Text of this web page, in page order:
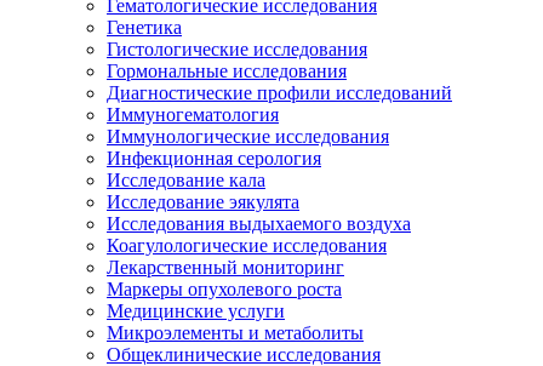
Гематологические исследования
Генетика
Гистологические исследования
Гормональные исследования
Диагностические профили исследований
Иммуногематология
Иммунологические исследования
Инфекционная серология
Исследование кала
Исследование эякулята
Исследования выдыхаемого воздуха
Коагулологические исследования
Лекарственный мониторинг
Маркеры опухолевого роста
Медицинские услуги
Микроэлементы и метаболиты
Общеклинические исследования